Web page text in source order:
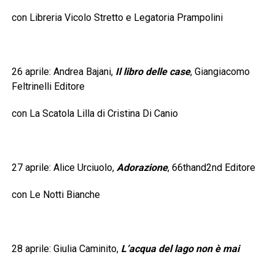
con Libreria Vicolo Stretto e Legatoria Prampolini
26 aprile: Andrea Bajani, Il libro delle case, Giangiacomo
Feltrinelli Editore
con La Scatola Lilla di Cristina Di Canio
27 aprile: Alice Urciuolo, Adorazione, 66thand2nd Editore
con Le Notti Bianche
28 aprile: Giulia Caminito, L’acqua del lago non è mai